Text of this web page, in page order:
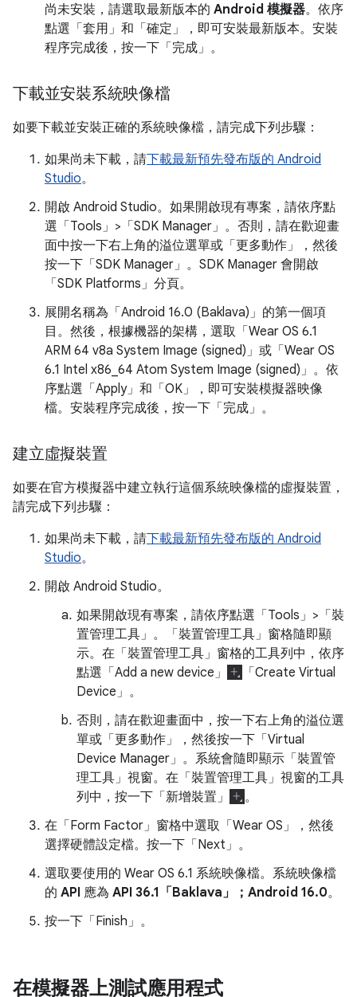
尚未安裝，請選取最新版本的 Android 模擬器。依序
點選「套用」 和「確定」
，即可安裝最新版本。安裝
程序完成後，按一下「完成」 。
下載並安裝系統映像檔
如要下載並安裝正確的系統映像檔，請完成下列步驟：
如果尚未下載，請下載最新預先發布版的 Android
Studio。
開啟 Android Studio。如果開啟現有專案，請依序點
選「Tools」>「SDK Manager」 。否則，請在歡迎畫
面中按一下右上角的溢位選單或「更多動作」
，然後
按一下「SDK Manager」 。SDK Manager 會開啟
「SDK Platforms」 分頁。
展開名稱為「Android 16.0 (Baklava)」 的第一個項
目。然後，根據機器的架構，選取「Wear OS 6.1
ARM 64 v8a System Image (signed)」 或「Wear OS
6.1 Intel x86_64 Atom System Image (signed)」 。依
序點選「Apply」 和「OK」
，即可安裝模擬器映像
檔。安裝程序完成後，按一下「完成」 。
建立虛擬裝置
如要在官方模擬器中建立執行這個系統映像檔的虛擬裝置，
請完成下列步驟：
如果尚未下載，請下載最新預先發布版的 Android
Studio。
開啟 Android Studio。
如果開啟現有專案，請依序點選「Tools」>「裝
置管理工具」 。「裝置管理工具」 窗格隨即顯
示。在「裝置管理工具」 窗格的工具列中，依序
點選「Add a new device」
「Create Virtual
Device」 。
否則，請在歡迎畫面中，按一下右上角的溢位選
單或「更多動作」
，然後按一下「Virtual
Device Manager」 。系統會隨即顯示「裝置管
理工具」 視窗。在「裝置管理工具」 視窗的工具
列中，按一下「新增裝置」
。
在「Form Factor」 窗格中選取「Wear OS」
，然後
選擇硬體設定檔。按一下「Next」 。
選取要使用的 Wear OS 6.1 系統映像檔。系統映像檔
的 API 應為 API 36.1「Baklava」；Android 16.0。
按一下「Finish」 。
在模擬器上測試應用程式